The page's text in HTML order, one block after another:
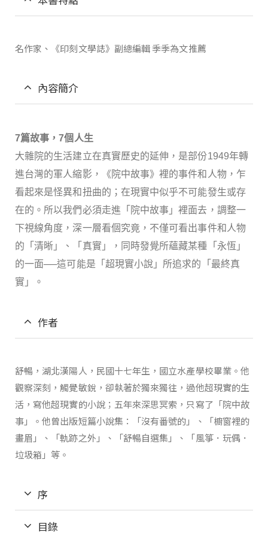
名作家、《印刻文學誌》副總編輯 季季為文推薦
內容簡介
7篇故事，7個人生
大雜院的生活建立在真實歷史的延伸，是部份1949年轉
進台灣的軍人縮影，《院中故事》裡的事件和人物，乍
看起來是怪異和扭曲的；在現實中似乎不可能發生或存
在的。所以我們必須走進「院中故事」裡面去，調整一
下視線角度，深一層看個究竟，不僅可看出事件和人物
的「清晰」、「真實」，同時發覺所蘊藏某種「永恆」
的一面──這可能是「超現實小說」所追求的「最終真
實」。
作者
舒暢，湖北漢陽人，民國十七年生，國立水產學校畢業。他
觀察深刻，觸覺敏銳，卻執著於獨來獨往，過他超現實的生
活，寫他超現實的小說；五年來深思冥索，只寫了「院中故
事」。他曾出版短篇小說集：「沒有番號的」、「櫥窗裡的
畫眉」、「軌跡之外」、「舒暢自選集」、「風箏．玩偶．
垃圾箱」等。
序
目錄